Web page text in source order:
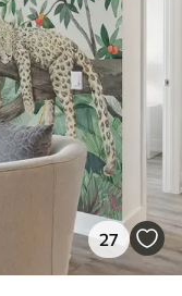
27